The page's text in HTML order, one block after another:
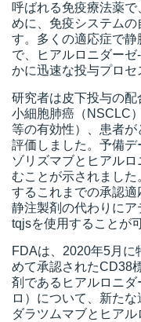
呼ばれる免疫療法薬
めに、免疫システムの
す。多くの適応症で
で、ヒアルロニダー
かに迅速な投与プロセ
研究者は皮下投与の
小細胞肺癌（NSCLC
等の有効性）、患者
評価しました。予備
ゾリズマブとヒアル
むことが示されまし
するこれまでの承認
静注製剤の代わりに
tqjsを使用することが
FDAは、2020年5月に
めて承認されたCD38
剤であるヒアルロニ
ロ）について、新たな
ダラツムマブとヒア